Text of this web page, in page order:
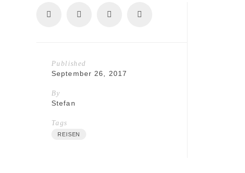
Published
September 26, 2017
By
Stefan
Tags
REISEN